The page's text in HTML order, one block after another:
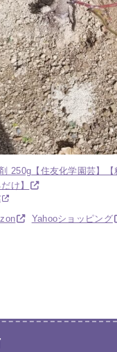
250g【住友化学園芸】
け】
Yahooショッピング